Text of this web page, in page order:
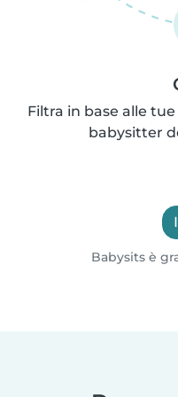
Filtra in base alle
babysitter
Babysits è